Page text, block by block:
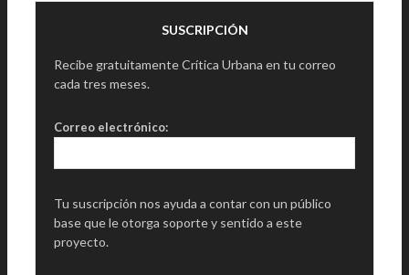
SUSCRIPCIÓN
Recibe gratuitamente Crítica Urbana en tu correo
cada tres meses.
Correo electrónico:
Tu suscripción nos ayuda a contar con un público
base que le otorga soporte y sentido a este
proyecto.